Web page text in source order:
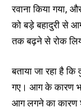
रवाना किया गया,
को बड़े बहादुरी से
तक बढ़ने से रोक
बताया जा रहा है
गए। आग के कारण
आग लगने का कारण